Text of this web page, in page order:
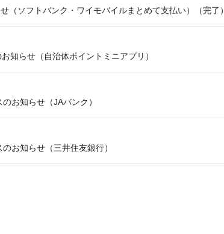
（ソフトバンク・ワイモバイルまとめて支払い）（完了）
知らせ（自治体ポイントミニアプリ）
お知らせ（JAバンク）
お知らせ（三井住友銀行）